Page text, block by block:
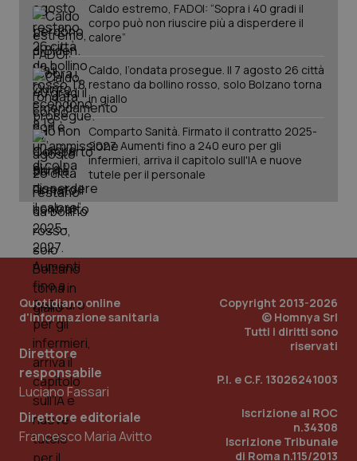
Tumori gastrointestinali
Ulcera & Reflusso
Vaccini
Caldo estremo, FADOI: “Sopra i 40 gradi il
corpo può non riuscire più a disperdere il
calore”
Caldo, l’ondata prosegue. Il 7 agosto 26 città
restano da bollino rosso, solo Bolzano torna
in giallo
Comparto Sanità. Firmato il contratto 2025-
2027. Aumenti fino a 240 euro per gli
infermieri, arriva il capitolo sull'IA e nuove
tutele per il personale
Quotidiano online
d'informazione sanitaria
Direttore
responsabile
Luciano Fassari
Direttore editoriale
Francesco Maria Avitto
Copyright 2013-2026
© Homnya Srl
Tutti i diritti sono
riservati
P.I. e C.F. 13026241003
Iscrizione al ROC
n.34308
Iscrizione Tribunale
di Roma n.115/2013
tracking-sites-ironfish-
tracking-enable
tracking-sites-ironfish-
session-id
www.quotidianosanita.it
4
_ga
1